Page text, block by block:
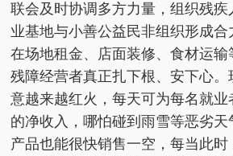
联会及时协调多方力量，组织残
业基地与小善公益民非组织形成
在场地租金、店面装修、食材运
残障经营者真正扎下根、安下心。
意越来越红火，每天可为每名就业
的净收入，哪怕碰到雨雪等恶劣
产品也能很快销售一空，每当此时